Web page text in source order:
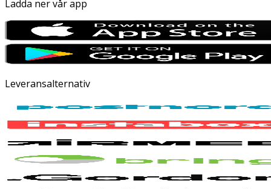
Ladda ner vår app
Leveransalternativ